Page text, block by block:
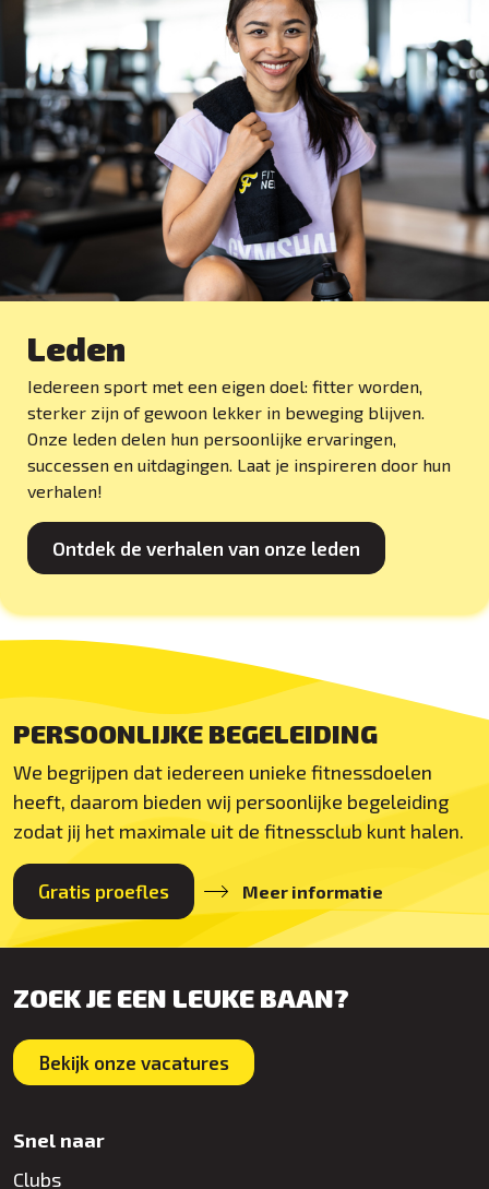
Leden
Iedereen sport met een eigen doel: fitter worden,
sterker zijn of gewoon lekker in beweging blijven.
Onze leden delen hun persoonlijke ervaringen,
successen en uitdagingen. Laat je inspireren door hun
verhalen!
Ontdek de verhalen van onze leden
PERSOONLIJKE BEGELEIDING
We begrijpen dat iedereen unieke fitnessdoelen
heeft, daarom bieden wij persoonlijke begeleiding
zodat jij het maximale uit de fitnessclub kunt halen.
Gratis proefles Meer informatie
ZOEK JE EEN LEUKE BAAN?
Bekijk onze vacatures
Snel naar
Clubs